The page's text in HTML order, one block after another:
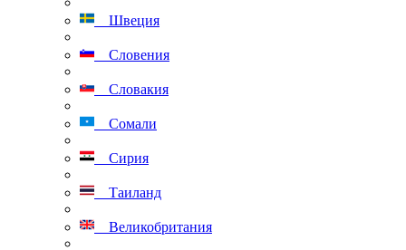
Швеция
Словения
Словакия
Сомали
Сирия
Таиланд
Великобритания